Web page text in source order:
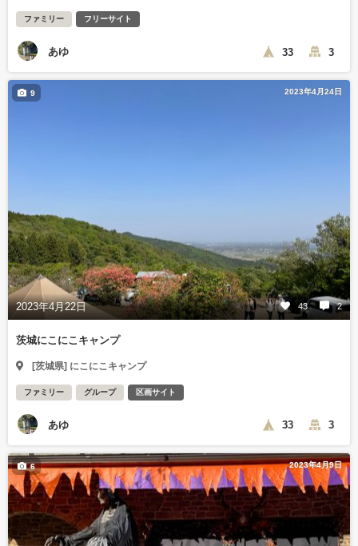
ファミリー フリーサイト
あゆ 33 3
2023年4月24日
2023年4月22日 43 2
9
茨城にこにこキャンプ
[茨城県] にこにこキャンプ
ファミリー グループ 区画サイト
あゆ 33 3
2023年4月9日
6